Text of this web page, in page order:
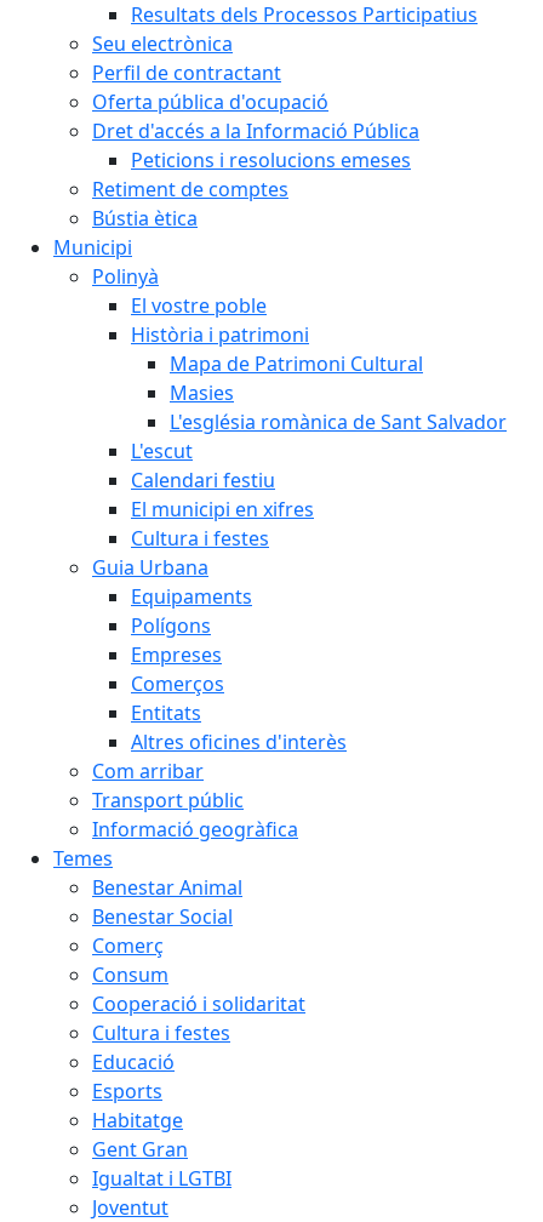
Resultats dels Processos Participatius
Seu electrònica
Perfil de contractant
Oferta pública d'ocupació
Dret d'accés a la Informació Pública
Peticions i resolucions emeses
Retiment de comptes
Bústia ètica
Municipi
Polinyà
El vostre poble
Història i patrimoni
Mapa de Patrimoni Cultural
Masies
L'església romànica de Sant Salvador
L'escut
Calendari festiu
El municipi en xifres
Cultura i festes
Guia Urbana
Equipaments
Polígons
Empreses
Comerços
Entitats
Altres oficines d'interès
Com arribar
Transport públic
Informació geogràfica
Temes
Benestar Animal
Benestar Social
Comerç
Consum
Cooperació i solidaritat
Cultura i festes
Educació
Esports
Habitatge
Gent Gran
Igualtat i LGTBI
Joventut